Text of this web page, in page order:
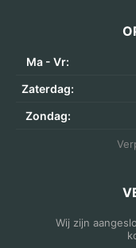
Ma - Vr:
Zaterdag:
Zondag:
Wij zijn